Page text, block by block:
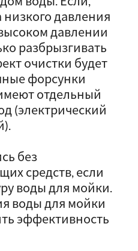
давления
давлении
разбрызгивать
очистки будет
форсунки
отдельный
(электрический
без
средств, если
воды для мойки.
воды для мойки
эффективность